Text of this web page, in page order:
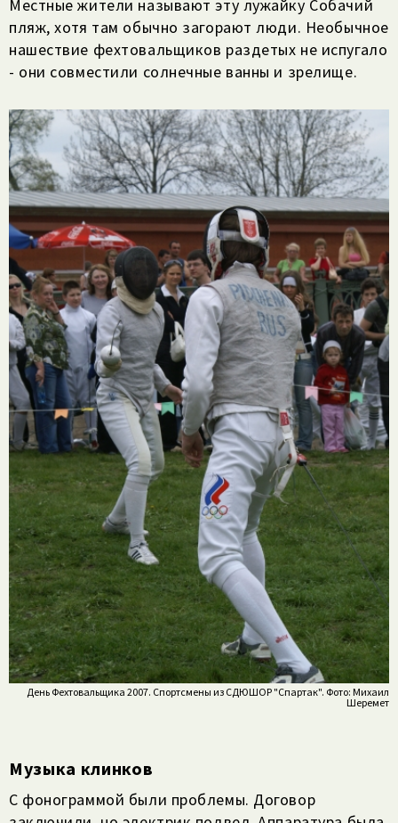
Местные жители называют эту лужайку Собачий
пляж, хотя там обычно загорают люди. Необычное
нашествие фехтовальщиков раздетых не испугало
- они совместили солнечные ванны и зрелище.
День Фехтовальщика 2007. Спортсмены из СДЮШОР "Спартак". Фото: Михаил
Шеремет
Музыка клинков
С фонограммой были проблемы. Договор